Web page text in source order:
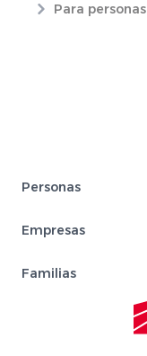
Para personas
Personas
Empresas
Familias